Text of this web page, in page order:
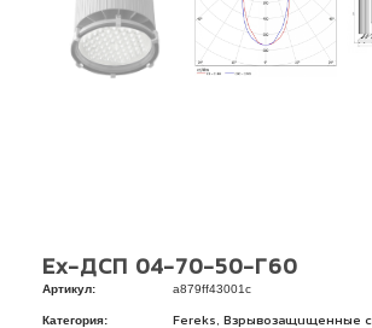
Ex-ДСП 04-70-50-Г60
Артикул: a879ff43001c
Категория: Fereks
Взрывозащищенные